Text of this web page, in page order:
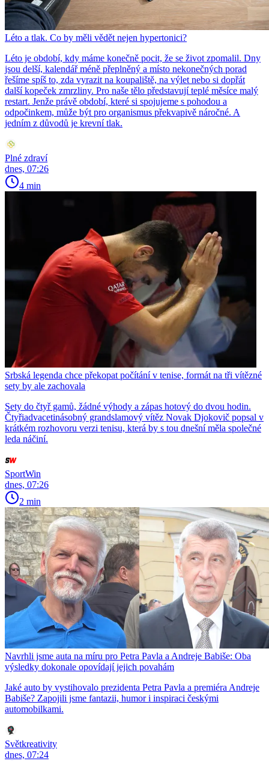
Léto a tlak. Co by měli vědět nejen hypertonici?
Léto je období, kdy máme konečně pocit, že se život zpomalil. Dny
jsou delší, kalendář méně přeplněný a místo nekonečných porad
řešíme spíš to, zda vyrazit na koupaliště, na výlet nebo si dopřát
další kopeček zmrzliny. Pro naše tělo představují teplé měsíce malý
restart. Jenže právě období, které si spojujeme s pohodou a
odpočinkem, může být pro organismus překvapivě náročné. A
jedním z důvodů je krevní tlak.
Plné zdraví
dnes, 07:26
4 min
Srbská legenda chce překopat počítání v tenise, formát na tři vítězné
sety by ale zachovala
Sety do čtyř gamů, žádné výhody a zápas hotový do dvou hodin.
Čtyřiadvacetinásobný grandslamový vítěz Novak Djokovič popsal v
krátkém rozhovoru verzi tenisu, která by s tou dnešní měla společné
leda náčiní.
SportWin
dnes, 07:26
2 min
Navrhli jsme auta na míru pro Petra Pavla a Andreje Babiše: Oba
výsledky dokonale opovídají jejich povahám
Jaké auto by vystihovalo prezidenta Petra Pavla a premiéra Andreje
Babiše? Zapojili jsme fantazii, humor i inspiraci českými
automobilkami.
Světkreativity
dnes, 07:24